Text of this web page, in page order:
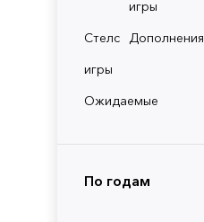
игры
Стелс
игры
Дополнения
Ожидаемые
По годам